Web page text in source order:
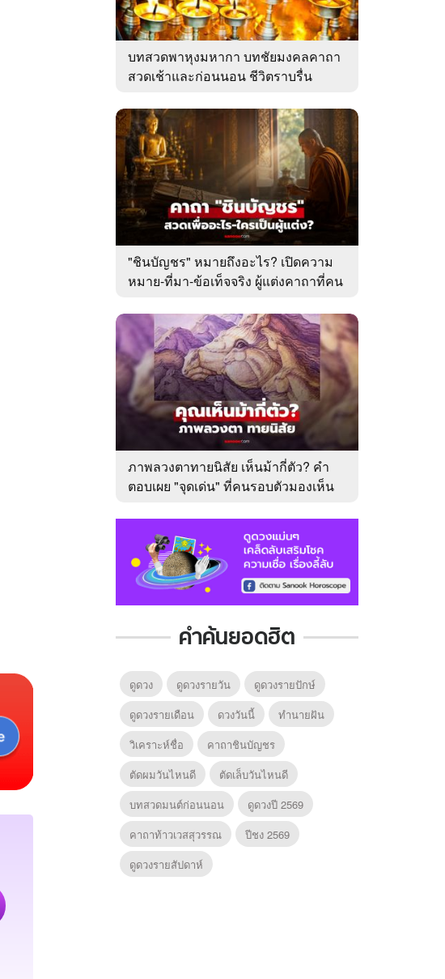
บทสวดพาหุงมหากา บทชัยมงคลคาถา
สวดเช้าและก่อนนอน ชีวิตราบรื่น
"ชินบัญชร" หมายถึงอะไร? เปิดความ
หมาย-ที่มา-ข้อเท็จจริง ผู้แต่งคาถาที่คน
ภาพลวงตาทายนิสัย เห็นม้ากี่ตัว? คำ
ตอบเผย "จุดเด่น" ที่คนรอบตัวมองเห็น
คำค้นยอดฮิต
ดูดวง ดูดวงรายวัน
ดูดวงรายปักษ์
ดูดวงรายเดือน
ดวงวันนี้
ทํานายฝัน
วิเคราะห์ชื่อ
คาถาชินบัญชร
ตัดผมวันไหนดี
ตัดเล็บวันไหนดี
บทสวดมนต์ก่อนนอน
ดูดวงปี 2569
คาถาท้าวเวสสุวรรณ
ปีชง 2569
ดูดวงรายสัปดาห์